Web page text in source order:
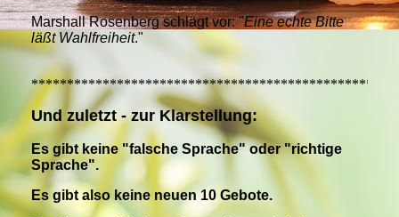
Marshall Rosenberg schlägt vor: "Eine echte Bitte
läßt Wahlfreiheit."
Und zuletzt - zur Klarstellung:
Es gibt keine "falsche Sprache" oder "richtige
Sprache".
Es gibt also keine neuen 10 Gebote.